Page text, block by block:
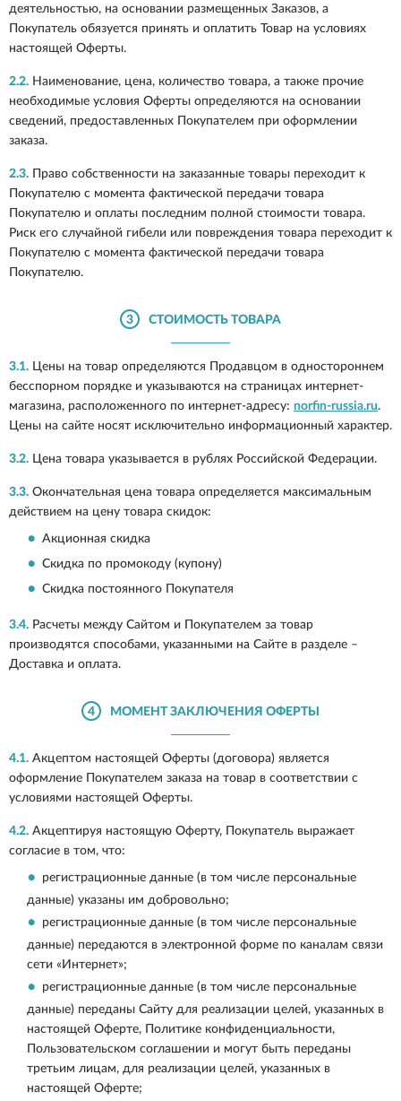
деятельностью, на основании размещенных Заказов, а
Покупатель обязуется принять и оплатить Товар на условиях
настоящей Оферты.
2.2. Наименование, цена, количество товара, а также прочие
необходимые условия Оферты определяются на основании
сведений, предоставленных Покупателем при оформлении
заказа.
2.3. Право собственности на заказанные товары переходит к
Покупателю с момента фактической передачи товара
Покупателю и оплаты последним полной стоимости товара.
Риск его случайной гибели или повреждения товара переходит к
Покупателю с момента фактической передачи товара
Покупателю.
3 СТОИМОСТЬ ТОВАРА
3.1. Цены на товар определяются Продавцом в одностороннем
бесспорном порядке и указываются на страницах интернет-
магазина, расположенного по интернет-адресу: norfin-russia.ru.
Цены на сайте носят исключительно информационный характер.
3.2. Цена товара указывается в рублях Российской Федерации.
3.3. Окончательная цена товара определяется максимальным
действием на цену товара скидок:
Акционная скидка
Скидка по промокоду (купону)
Скидка постоянного Покупателя
3.4. Расчеты между Сайтом и Покупателем за товар
производятся способами, указанными на Сайте в разделе –
Доставка и оплата.
4 МОМЕНТ ЗАКЛЮЧЕНИЯ ОФЕРТЫ
4.1. Акцептом настоящей Оферты (договора) является
оформление Покупателем заказа на товар в соответствии с
условиями настоящей Оферты.
4.2. Акцептируя настоящую Оферту, Покупатель выражает
согласие в том, что:
регистрационные данные (в том числе персональные
данные) указаны им добровольно;
регистрационные данные (в том числе персональные
данные) передаются в электронной форме по каналам связи
сети «Интернет»;
регистрационные данные (в том числе персональные
данные) переданы Сайту для реализации целей, указанных в
настоящей Оферте, Политике конфиденциальности,
Пользовательском соглашении и могут быть переданы
третьим лицам, для реализации целей, указанных в
настоящей Оферте;